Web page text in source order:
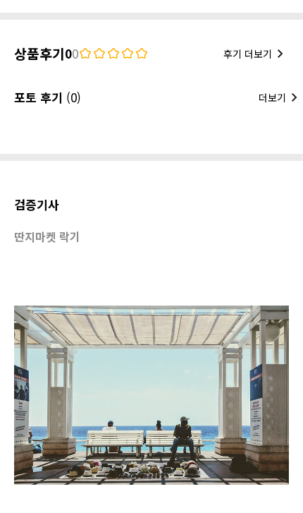
상품후기00 후기 더보기
포토 후기 (0) 더보기
검증기사
딴지마켓 락기